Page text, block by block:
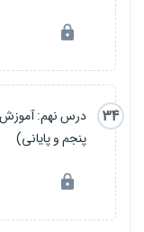
34
درس نهم:
پنجم و پایانی)